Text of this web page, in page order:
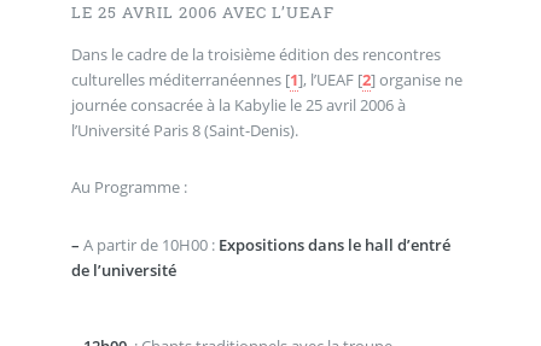
LE 25 AVRIL 2006 AVEC L’UEAF
Dans le cadre de la troisième édition des rencontres
culturelles méditerranéennes[1], l’UEAF[2]organise ne
journée consacrée à la Kabylie le 25 avril 2006 à
l’Université Paris 8 (Saint-Denis).
Au Programme :
– A partir de 10H00 : Expositions dans le hall d’entré
de l’université